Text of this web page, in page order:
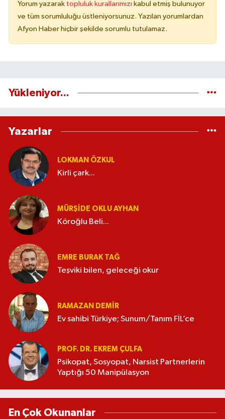
Yorum yazarak topluluk kurallarımızı kabul etmiş bulunuyor
ve tüm sorumluluğu üstleniyorsunuz. Yazılan yorumlardan
Afyon Haber hiçbir şekilde sorumlu tutulamaz.
Yükleniyor...
Yazarlar
LOKMAN ÖZKUL
Kirli çark...
MÜRŞIDE OKLU AYHAN
Köroğlu Beli...
EMRE BURAK TAĞ
Teşviki bilen, geleceği okur
RAMAZAN DEMİR
Ev sahibi Türkiye; Sunum/Tanım FİL’ce
PROF. DR. EKREM ÇULFA
Psikopat, Sosyopat, Narsist Partnerlerin
Yaptığı 50 Manipülasyon
En Çok Okunanlar